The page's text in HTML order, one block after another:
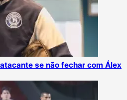
se não fechar com Álex